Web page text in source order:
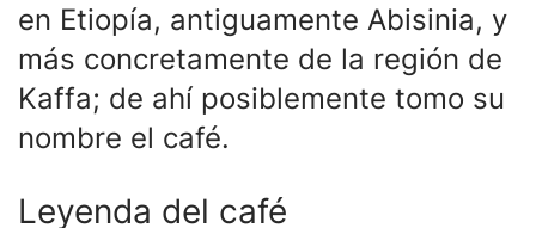
en Etiopía, antiguamente Abisinia, y
más concretamente de la región de
Kaffa; de ahí posiblemente tomo su
nombre el café.
Leyenda del café